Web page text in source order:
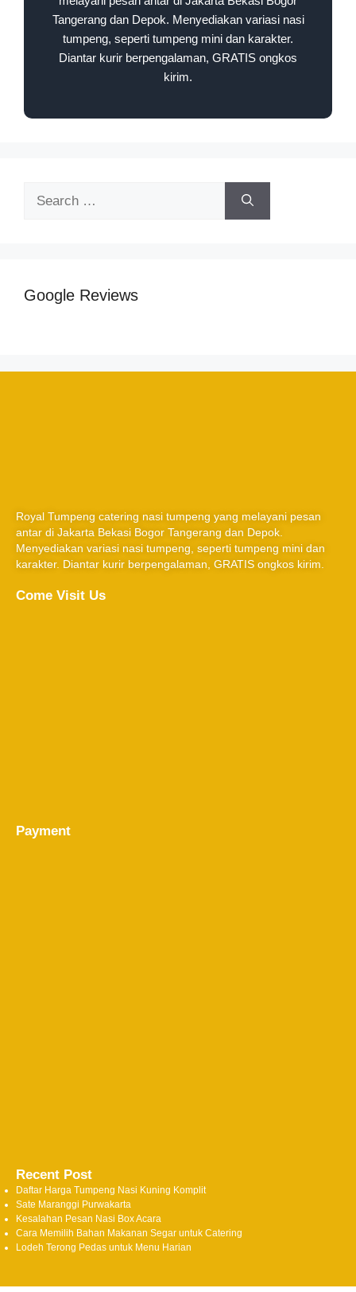
Tangerang dan Depok. Menyediakan variasi nasi
tumpeng, seperti tumpeng mini dan karakter.
Diantar kurir berpengalaman, GRATIS ongkos
kirim.
Google Reviews
Royal Tumpeng catering nasi tumpeng yang melayani pesan
antar di Jakarta Bekasi Bogor Tangerang dan Depok.
Menyediakan variasi nasi tumpeng, seperti tumpeng mini dan
karakter. Diantar kurir berpengalaman, GRATIS ongkos kirim.
Come Visit Us
Payment
Recent Post
Daftar Harga Tumpeng Nasi Kuning Komplit
Sate Maranggi Purwakarta
Kesalahan Pesan Nasi Box Acara
Cara Memilih Bahan Makanan Segar untuk Catering
Lodeh Terong Pedas untuk Menu Harian